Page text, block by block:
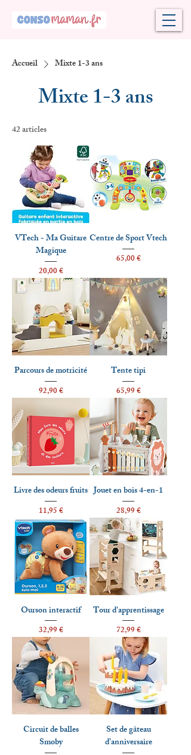
Accueil Mixte 1-3 ans
Mixte 1-3 ans
42 articles
VTech - Ma Guitare
Magique
Prix
20,00 €
Centre de Sport Vtech
Prix
65,00 €
Parcours de motricité
Prix
92,90 €
Tente tipi
Prix
65,99 €
Livre des odeurs fruits
Prix
11,95 €
Jouet en bois 4-en-1
Prix
28,99 €
Ourson interactif
Prix
32,99 €
Tour d'apprentissage
Prix
72,99 €
Circuit de balles
Smoby
Set de gâteau
d’anniversaire